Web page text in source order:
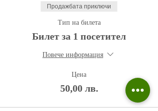
Продажбата приключи
Тип на билета
Билет за 1 посетител
Повече информация
Цена
50,00 лв.